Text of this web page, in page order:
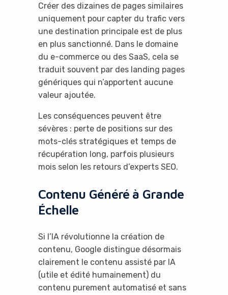
Créer des dizaines de pages similaires
uniquement pour capter du trafic vers
une destination principale est de plus
en plus sanctionné. Dans le domaine
du e-commerce ou des SaaS, cela se
traduit souvent par des landing pages
génériques qui n’apportent aucune
valeur ajoutée.
Les conséquences peuvent être
sévères : perte de positions sur des
mots-clés stratégiques et temps de
récupération long, parfois plusieurs
mois selon les retours d’experts SEO.
Contenu Généré à Grande
Échelle
Si l’IA révolutionne la création de
contenu, Google distingue désormais
clairement le contenu assisté par IA
(utile et édité humainement) du
contenu purement automatisé et sans